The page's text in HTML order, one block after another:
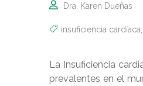
Dra. Karen Dueñas
insuficiencia cardíaca
La Insuficiencia
prevalentes en el